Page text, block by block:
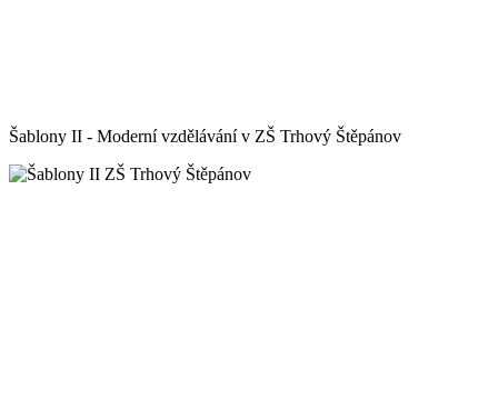
Šablony II - Moderní vzdělávání v ZŠ Trhový Štěpánov